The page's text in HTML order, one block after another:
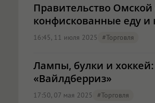
Правительство Омской
конфискованные еду
16:45, 11 июля 2025 #торговля
Лампы, булки и
«Вайлдберриз»
17:50, 07 мая 2025 #торговля